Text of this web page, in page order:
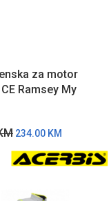
za motor
Ramsey My
234.00 KM